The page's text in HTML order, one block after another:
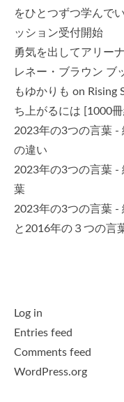
をひとつずつ学んで
ッション受付開始
勇気を出してアリー
レネー・ブラウン ブ
もゆかりも on Rising
ち上がるには [1000
2023年の3つの言葉 -
の違い
2023年の3つの言葉 -
葉
2023年の3つの言葉 -
と2016年の３つの言
Log in
Entries feed
Comments feed
WordPress.org